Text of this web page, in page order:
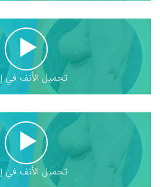
تجميل الأنف في
تجميل الأنف في